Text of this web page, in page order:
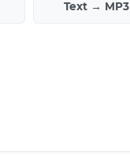
Text → MP3